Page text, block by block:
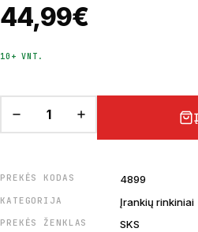
44,99€
10+ VNT.
PREKĖS KODAS 4899
KATEGORIJA Įrankių rinkiniai
PREKĖS ŽENKLAS SKS